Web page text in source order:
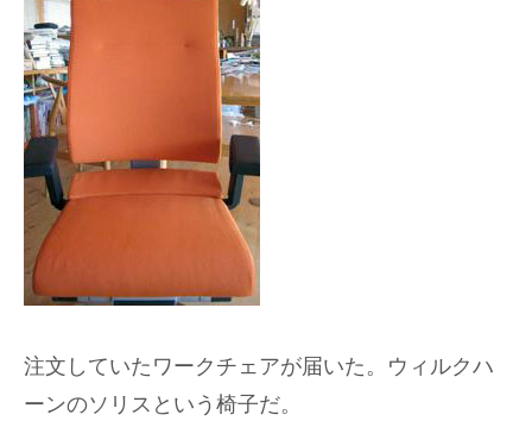
注文していたワークチェアが届いた。ウィルクハ
ーンのソリスという椅子だ。